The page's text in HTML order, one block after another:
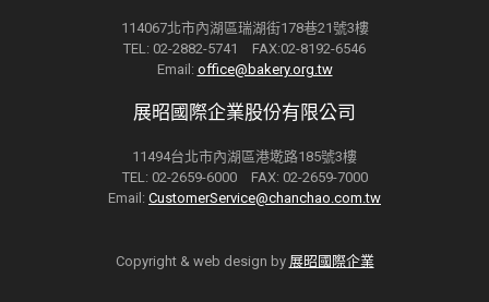
114067北市內湖區瑞湖街178巷21號3樓
TEL: 02-2882-5741 FAX:02-8192-6546
Email: office@bakery.org.tw
展昭國際企業股份有限公司
11494台北市內湖區港墘路185號3樓
TEL: 02-2659-6000 FAX: 02-2659-7000
Email: CustomerService@chanchao.com.tw
Copyright & web design by 展昭國際企業